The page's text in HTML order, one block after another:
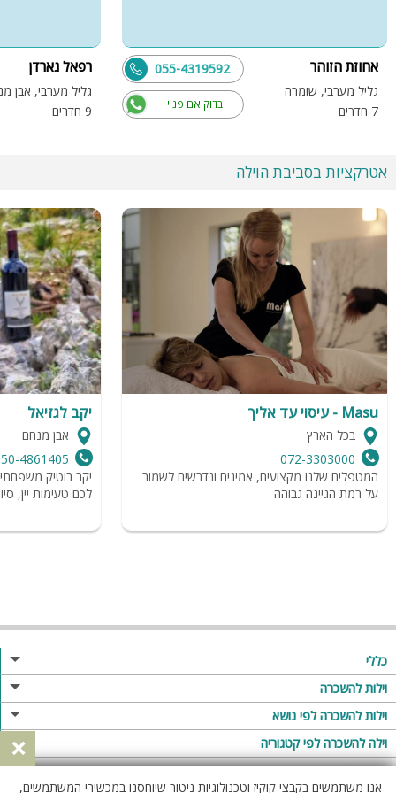
אחוזת הזוהר
גליל מערבי, שומרה
7 חדרים
בדוק אם פנוי
055-4319592 רפאל גארדן
גליל מערבי, אבן
9 חדרים
אטרקציות בסביבת הוילה
Masu - עיסוי עד אליך
בכל הארץ
072-3303000
המטפלים שלנו מקצועים, אמינים ונדרשים לשמור
על רמת הגיינה גבוהה
יקב לגזיאל
אבן מנחם
4861405
יקב בוטיק
לכם טעימות יין,
כללי
מגזין
פרסום באתר
תקנון
מדיניות פרטיות
וילות להשכרה
וילות בצפון
וילות במרכז
וילות בדרום
וילות להשכרה לפי נושא
וילה לזוגות
וילות למשפחות
וילה להשכרה לפי קטגוריה
וילות עם בריכה
לופטים להשכרה
×
אנו משתמשים בקבצי קוקיז וטכנולוגיות ניטור שיוחסנו במכשירי המשתמשים,